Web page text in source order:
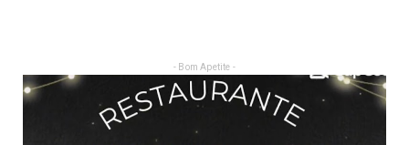
- Bom Apetite -